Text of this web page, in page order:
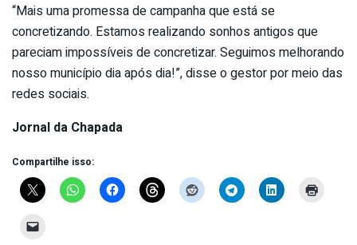
“Mais uma promessa de campanha que está se
concretizando. Estamos realizando sonhos antigos que
pareciam impossíveis de concretizar. Seguimos melhorando
nosso município dia após dia!”, disse o gestor por meio das
redes sociais.
Jornal da Chapada
Compartilhe isso: